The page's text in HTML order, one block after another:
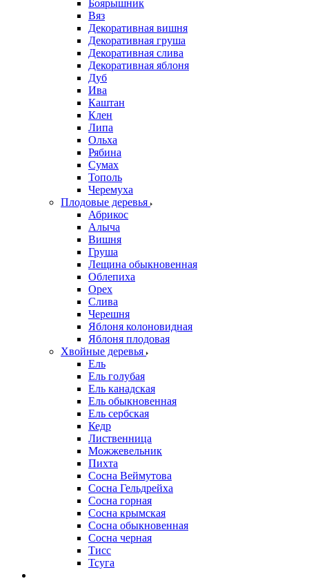
Боярышник
Вяз
Декоративная вишня
Декоративная груша
Декоративная слива
Декоративная яблоня
Дуб
Ива
Каштан
Клен
Липа
Ольха
Рябина
Сумах
Тополь
Черемуха
Плодовые деревья
Абрикос
Алыча
Вишня
Груша
Лещина обыкновенная
Облепиха
Орех
Слива
Черешня
Яблоня колоновидная
Яблоня плодовая
Хвойные деревья
Ель
Ель голубая
Ель канадская
Ель обыкновенная
Ель сербская
Кедр
Лиственница
Можжевельник
Пихта
Сосна Веймутова
Сосна Гельдрейха
Сосна горная
Сосна крымская
Сосна обыкновенная
Сосна черная
Тисс
Тсуга